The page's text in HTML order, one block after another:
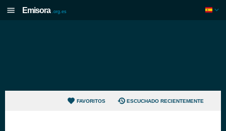
Emisora .org.es
FAVORITOS ESCUCHADO RECIENTEMENTE